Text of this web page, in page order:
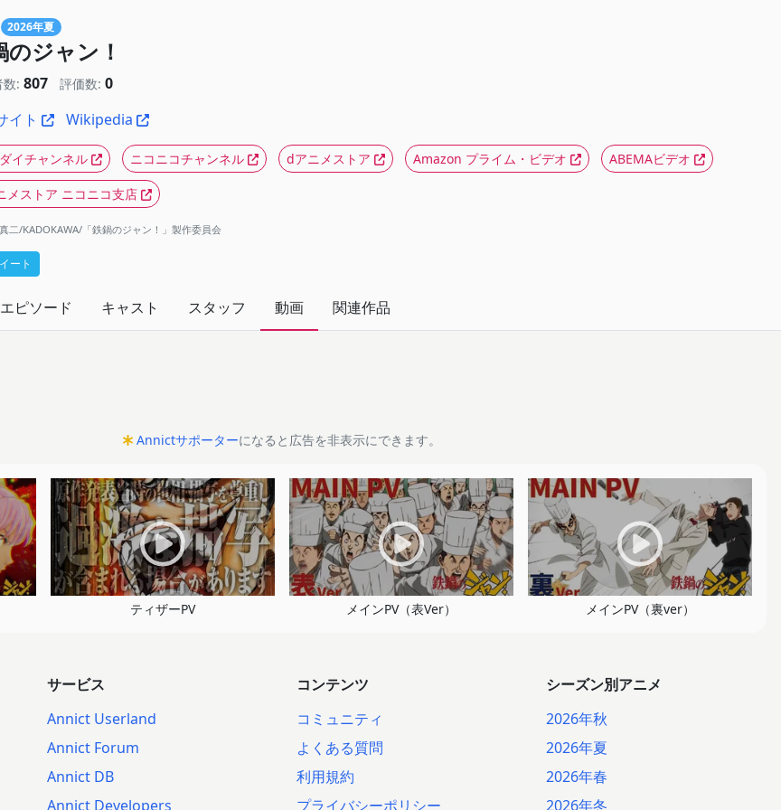
2026年夏
のジャン！
数: 807 評価数: 0
イト
Wikipedia
イチャンネル ニコニコチャンネル dアニメストア Amazon プライム・ビデオ ABEMAビデオ
メストア ニコニコ支店
二/KADOKAWA/「鉄鍋のジャン！」製作委員会
ート
エピソード キャスト スタッフ 動画 関連作品
Annictサポーターになると広告を非表示にできます。
ティザーPV メインPV（表Ver） メインPV（裏ver）
サービス
Annict Userland
Annict Forum
Annict DB
Annict Developers
コンテンツ
コミュニティ
よくある質問
利用規約
プライバシーポリシー
シーズン別アニメ
2026年秋
2026年夏
2026年春
2026年冬